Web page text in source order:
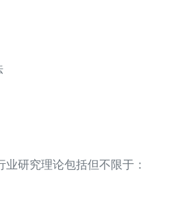
研究理论包括但不限于：